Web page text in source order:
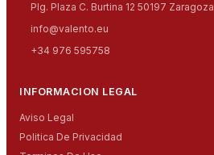
Plg. Plaza C. Burtina 12 50197 Zaragoza
info@valento.eu
+34 976 595758
INFORMACION LEGAL
Aviso Legal
Politica De Privacidad